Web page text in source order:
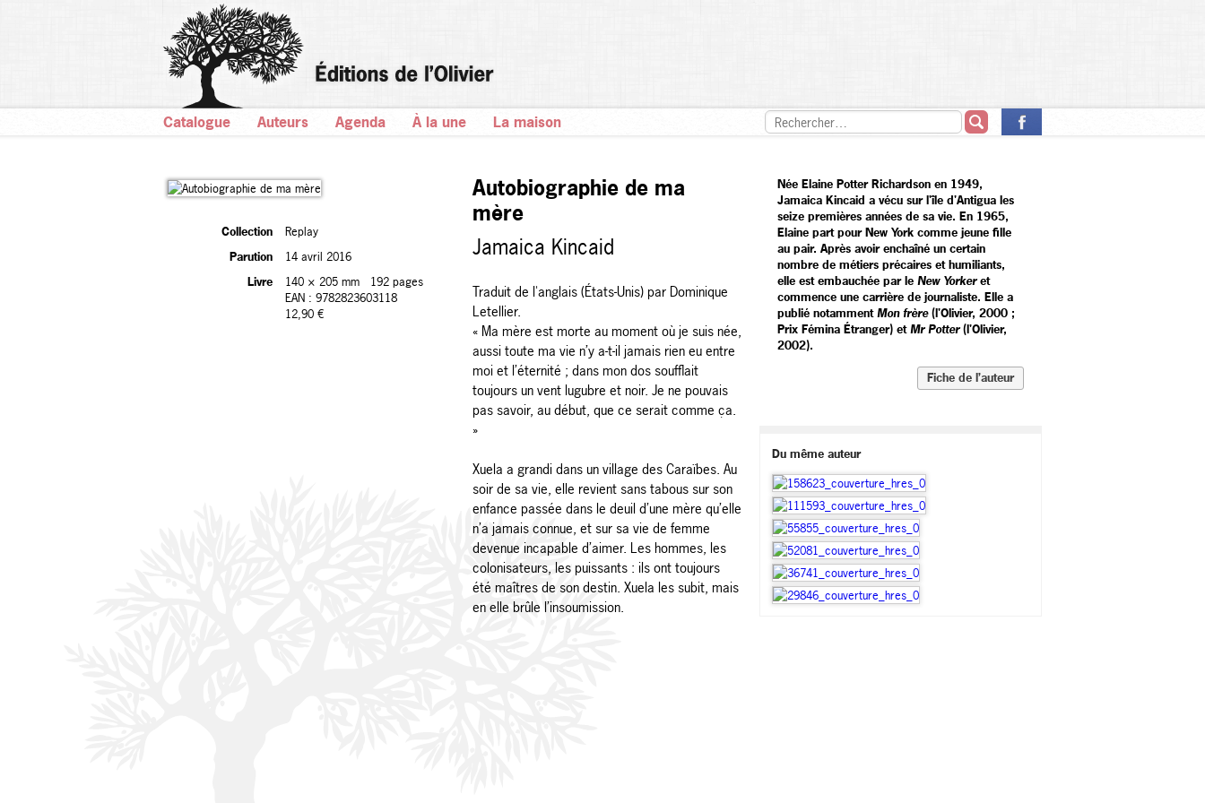
Catalogue Auteurs Agenda À la une La maison
Collection
Replay
Parution
14 avril 2016
Livre
140 × 205 mm
192 pages
EAN : 9782823603118
12,90 €
Autobiographie de ma
mère
Jamaica Kincaid
Traduit de l'anglais (États-Unis) par Dominique
Letellier.
« Ma mère est morte au moment où je suis née,
aussi toute ma vie n’y a-t-il jamais rien eu entre
moi et l’éternité ; dans mon dos soufflait
toujours un vent lugubre et noir. Je ne pouvais
pas savoir, au début, que ce serait comme ça.
»
Xuela a grandi dans un village des Caraïbes. Au
soir de sa vie, elle revient sans tabous sur son
enfance passée dans le deuil d’une mère qu’elle
n’a jamais connue, et sur sa vie de femme
devenue incapable d’aimer. Les hommes, les
colonisateurs, les puissants : ils ont toujours
été maîtres de son destin. Xuela les subit, mais
en elle brûle l’insoumission.
Née Elaine Potter Richardson en 1949,
Jamaica Kincaid a vécu sur l'île d'Antigua les
seize premières années de sa vie. En 1965,
Elaine part pour New York comme jeune fille
au pair. Après avoir enchaîné un certain
nombre de métiers précaires et humiliants,
elle est embauchée par le New Yorkeret
commence une carrière de journaliste. Elle a
publié notammentMon frère(l'Olivier, 2000 ;
Prix Fémina Étranger) etMr Potter(l'Olivier,
2002).
Fiche de l’auteur
Du même auteur